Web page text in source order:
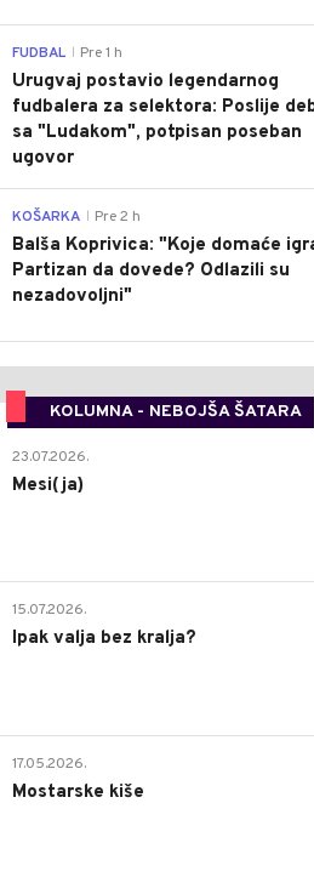
FUDBAL Pre 1 h
Urugvaj postavio legendarnog
fudbalera za selektora: Poslije
sa "Ludakom", potpisan poseban
ugovor
KOŠARKA Pre 2 h
Balša Koprivica: "Koje domaće
Partizan da dovede? Odlazili su
nezadovoljni"
KOLUMNA - NEBOJŠA ŠATARA
23.07.2026.
Mesi(ja)
15.07.2026.
Ipak valja bez kralja?
17.05.2026.
Mostarske kiše